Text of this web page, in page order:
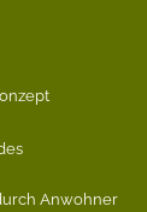
Anwohner